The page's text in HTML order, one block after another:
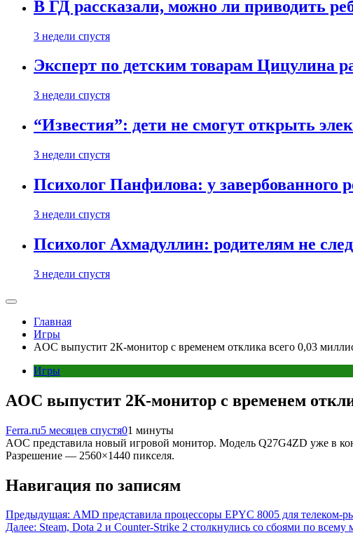
В ГД рассказали, можно ли приводить
3 недели спустя
Эксперт по детским товарам Цицулина
3 недели спустя
“Известия”: дети не смогут открыть
3 недели спустя
Психолог Панфилова: у завербованного
3 недели спустя
Психолог Ахмадуллин: родителям не
3 недели спустя
Главная
Игры
AOC выпустит 2К-монитор с временем отклика всего 0,03
Игры
AOC выпустит 2К-монитор с временем
Ferra.ru5 месяцев спустя01 минуты
AOC представила новый игровой монитор. Модель Q27G4ZD уже в
Разрешение — 2560×1440 пикселя.
Навигация по записям
Предыдущая: AMD представила процессоры EPYC 8005 для телеком-
Далее: Steam, Dota 2 и Counter-Strike 2 столкнулись со сбоями по всему